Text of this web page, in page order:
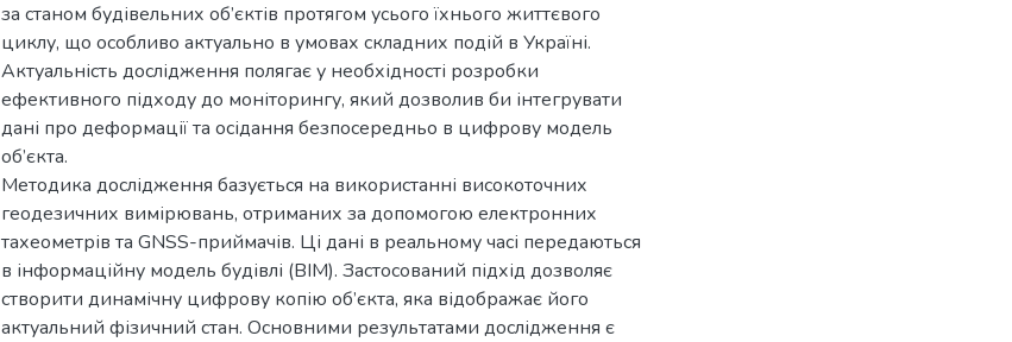
за станом будівельних об’єктів протягом усього їхнього життєвого
циклу, що особливо актуально в умовах складних подій в Україні.
Актуальність дослідження полягає у необхідності розробки
ефективного підходу до моніторингу, який дозволив би інтегрувати
дані про деформації та осідання безпосередньо в цифрову модель
об’єкта.
Методика дослідження базується на використанні високоточних
геодезичних вимірювань, отриманих за допомогою електронних
тахеометрів та GNSS-приймачів. Ці дані в реальному часі передаються
в інформаційну модель будівлі (BIM). Застосований підхід дозволяє
створити динамічну цифрову копію об’єкта, яка відображає його
актуальний фізичний стан. Основними результатами дослідження є